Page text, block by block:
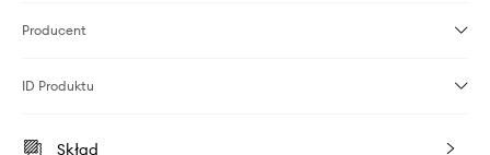
Producent
ID Produktu
Skład